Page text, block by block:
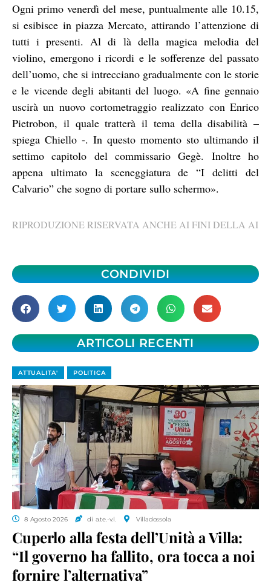
Ogni primo venerdì del mese, puntualmente alle 10.15,
si esibisce in piazza Mercato, attirando l’attenzione di
tutti i presenti. Al di là della magica melodia del
violino, emergono i ricordi e le sofferenze del passato
dell’uomo, che si intrecciano gradualmente con le storie
e le vicende degli abitanti del luogo. «A fine gennaio
uscirà un nuovo cortometraggio realizzato con Enrico
Pietrobon, il quale tratterà il tema della disabilità –
spiega Chiello -. In questo momento sto ultimando il
settimo capitolo del commissario Gegè. Inoltre ho
appena ultimato la sceneggiatura de “I delitti del
Calvario” che sogno di portare sullo schermo».
RIPRODUZIONE RISERVATA ANCHE AI FINI DELLA AI
CONDIVIDI
ARTICOLI RECENTI
ATTUALITA' POLITICA
8 Agosto 2026 di a.te.-v.l. Villadossola
Cuperlo alla festa dell’Unità a Villa:
“Il governo ha fallito, ora tocca a noi
fornire l’alternativa”